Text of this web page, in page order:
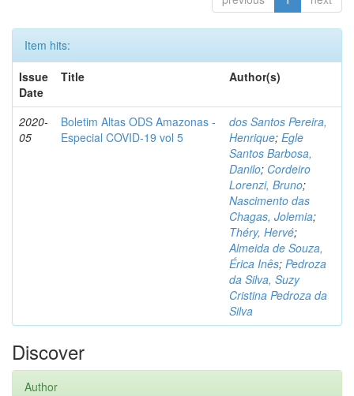
Item hits:
Issue
Date
Title Author(s)
2020-
05
Boletim Altas ODS Amazonas -
Especial COVID-19 vol 5
dos Santos Pereira,
Henrique; Egle
Santos Barbosa,
Danilo; Cordeiro
Lorenzi, Bruno;
Nascimento das
Chagas, Jolemia;
Théry, Hervé;
Almeida de Souza,
Érica Inês; Pedroza
da Silva, Suzy
Cristina Pedroza da
Silva
Discover
Author